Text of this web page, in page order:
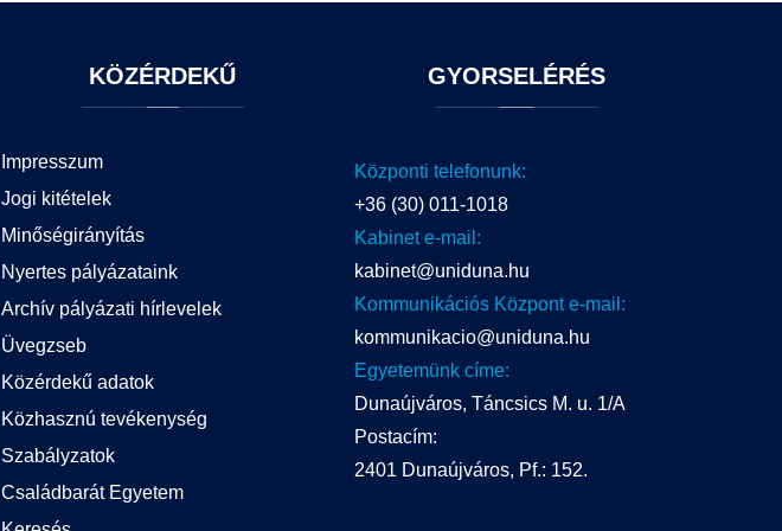
KÖZÉRDEKŰ
Impresszum
Jogi kitételek
Minőségirányítás
Nyertes pályázataink
Archív pályázati hírlevelek
Üvegzseb
Közérdekű adatok
Közhasznú tevékenység
Szabályzatok
Családbarát Egyetem
GYORSELÉRÉS
Központi telefonunk:
+36 (30) 011-1018
Kabinet e-mail:
kabinet@uniduna.hu
Kommunikációs Központ e-mail:
kommunikacio@uniduna.hu
Egyetemünk címe:
Dunaújváros, Táncsics M. u. 1/A
Postacím:
2401 Dunaújváros, Pf.: 152.